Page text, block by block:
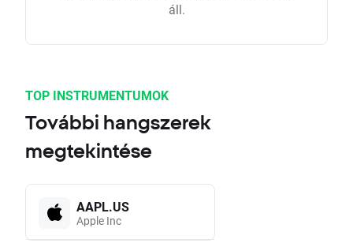
áll.
TOP INSTRUMENTUMOK
További hangszerek
megtekintése
AAPL.US
Apple Inc